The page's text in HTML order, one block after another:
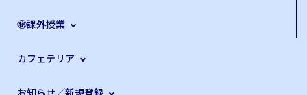
㊙課外授業
カフェテリア
お知らせ／新規登録